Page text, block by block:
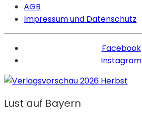
AGB
Impressum und Datenschutz
Facebook
Instagram
Lust auf Bayern